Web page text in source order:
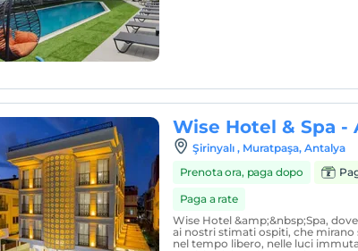
Wise Hotel & Spa -
Şirinyalı , Muratpaşa, Antalya
Prenota ora, paga dopo
Paga a rate
Wise Hotel &amp;&nbsp;Spa,
ai nostri stimati ospiti, che mirano
nel tempo libero, nelle luci